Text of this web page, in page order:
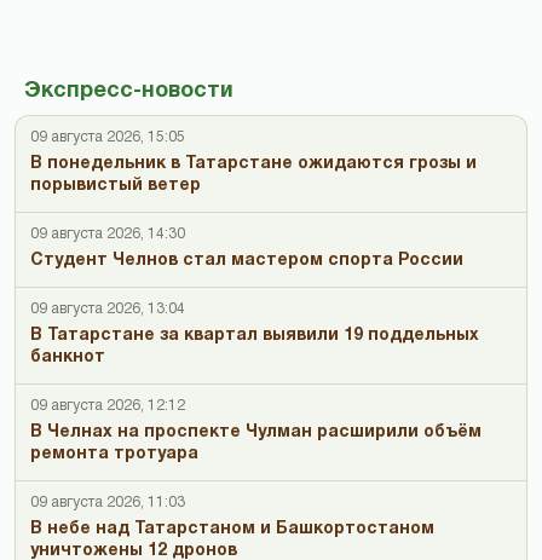
Экспресс-новости
09 августа 2026, 15:05
В понедельник в Татарстане ожидаются грозы и
порывистый ветер
09 августа 2026, 14:30
Студент Челнов стал мастером спорта России
09 августа 2026, 13:04
В Татарстане за квартал выявили 19 поддельных
банкнот
09 августа 2026, 12:12
В Челнах на проспекте Чулман расширили объём
ремонта тротуара
09 августа 2026, 11:03
В небе над Татарстаном и Башкортостаном
уничтожены 12 дронов